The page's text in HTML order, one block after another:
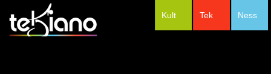
Ness
Tek
Kult